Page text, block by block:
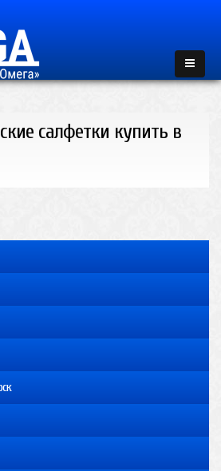
салфетки купить в